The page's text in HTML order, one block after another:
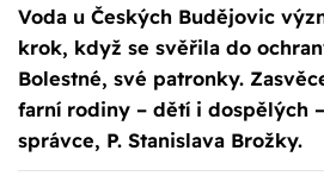
Voda u Českých Budějovic
krok, když se svěřila do
Bolestné, své patronky.
farní rodiny – dětí i dospělých
správce, P. Stanislava Brožky.